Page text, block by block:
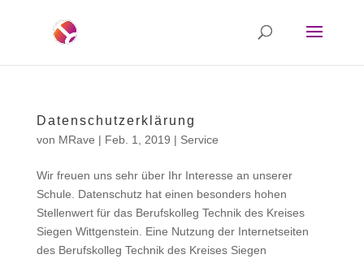
Datenschutzerklärung
von MRave | Feb. 1, 2019 | Service
Wir freuen uns sehr über Ihr Interesse an unserer
Schule. Datenschutz hat einen besonders hohen
Stellenwert für das Berufskolleg Technik des Kreises
Siegen Wittgenstein. Eine Nutzung der Internetseiten
des Berufskolleg Technik des Kreises Siegen